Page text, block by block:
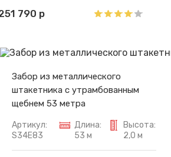
790 р
Забор из металлического
штакетника с утрамбованным
щебнем 53 метра
Артикул:
S34E83
Длина:
53 м
Высота:
2,0 м